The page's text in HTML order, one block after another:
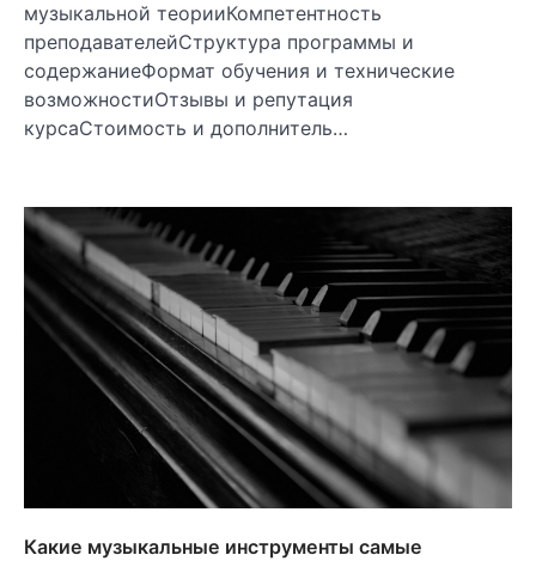
музыкальной теорииКомпетентность
преподавателейСтруктура программы и
содержаниеФормат обучения и технические
возможностиОтзывы и репутация
курсаСтоимость и дополнитель…
Какие музыкальные инструменты самые